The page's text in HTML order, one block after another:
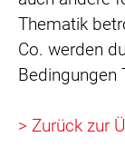
Thematik
Co. werden
Bedingungen
> Zurück zur